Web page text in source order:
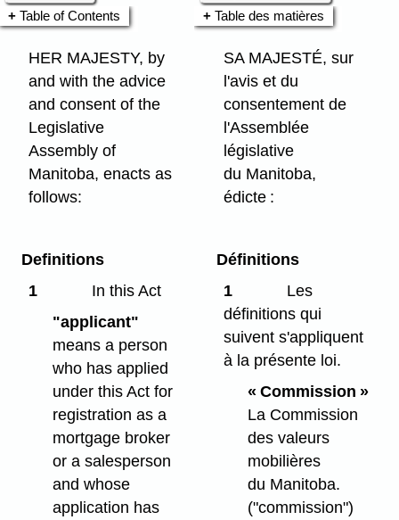
Table of Contents
Table des matières
HER MAJESTY, by
and with the advice
and consent of the
Legislative
Assembly of
Manitoba, enacts as
follows:
SA MAJESTÉ, sur
l'avis et du
consentement de
l'Assemblée
législative
du Manitoba,
édicte :
Definitions
1
In this Act
"applicant"
means a person
who has applied
under this Act for
registration as a
mortgage broker
or a salesperson
and whose
application has
Définitions
1
Les
définitions qui
suivent s'appliquent
à la présente loi.
« Commission »
La Commission
des valeurs
mobilières
du Manitoba.
("commission")